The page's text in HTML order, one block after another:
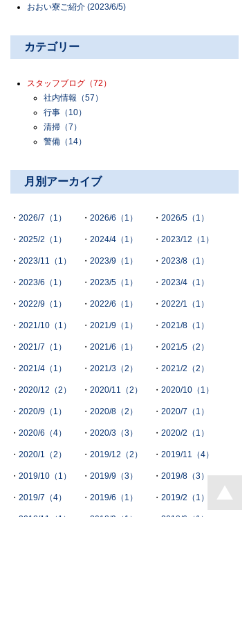
おおい寮ご紹介 (2023/6/5)
カテゴリー
スタッフブログ （72）
社内情報 （57）
行事 （10）
清掃 （7）
警備 （14）
月別アーカイブ
2026/7（1） 2026/6（1） 2026/5（1）
2025/2（1） 2024/4（1） 2023/12（1）
2023/11（1） 2023/9（1） 2023/8（1）
2023/6（1） 2023/5（1） 2023/4（1）
2022/9（1） 2022/6（1） 2022/1（1）
2021/10（1） 2021/9（1） 2021/8（1）
2021/7（1） 2021/6（1） 2021/5（2）
2021/4（1） 2021/3（2） 2021/2（2）
2020/12（2） 2020/11（2） 2020/10（1）
2020/9（1） 2020/8（2） 2020/7（1）
2020/6（4） 2020/3（3） 2020/2（1）
2020/1（2） 2019/12（2） 2019/11（4）
2019/10（1） 2019/9（3） 2019/8（3）
2019/7（4） 2019/6（1） 2019/2（1）
2018/11（1） 2018/9（1） 2018/6（1）